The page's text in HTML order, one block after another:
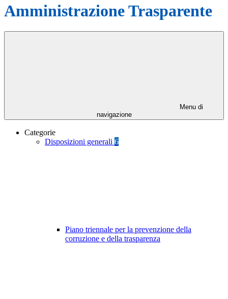
Amministrazione Trasparente
Menu di
navigazione
Categorie
Disposizioni generali 6
Piano triennale per la prevenzione della
corruzione e della trasparenza